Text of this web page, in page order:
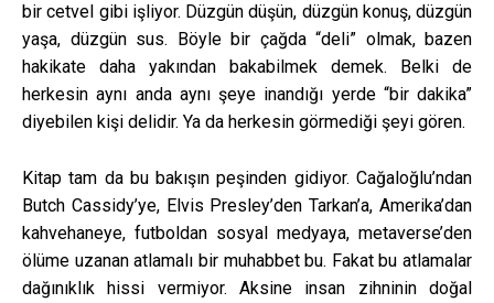
bir cetvel gibi işliyor. Düzgün düşün, düzgün konuş, düzgün
yaşa, düzgün sus. Böyle bir çağda “deli” olmak, bazen
hakikate daha yakından bakabilmek demek. Belki de
herkesin aynı anda aynı şeye inandığı yerde “bir dakika”
diyebilen kişi delidir. Ya da herkesin görmediği şeyi gören.
Kitap tam da bu bakışın peşinden gidiyor. Cağaloğlu’ndan
Butch Cassidy’ye, Elvis Presley’den Tarkan’a, Amerika’dan
kahvehaneye, futboldan sosyal medyaya, metaverse’den
ölüme uzanan atlamalı bir muhabbet bu. Fakat bu atlamalar
dağınıklık hissi vermiyor. Aksine insan zihninin doğal